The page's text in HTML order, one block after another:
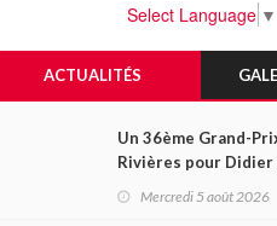
Select Language ▼
ACTUALITÉS
Un 36ème Grand-
Rivières pour Didier
et une première en
Mercredi 5 août 2026